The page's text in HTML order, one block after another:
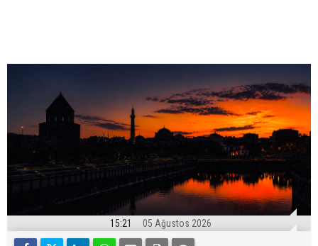
15:21 05 Ağustos 2026